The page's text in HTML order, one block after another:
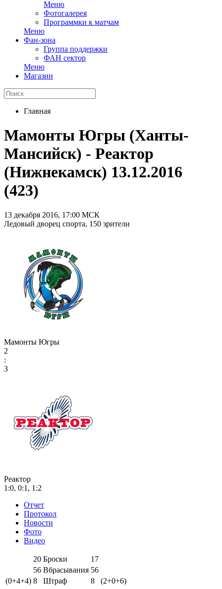
Меню
Фотогалерея
Программки к матчам
Меню
Фан-зона
Группа поддержки
ФАН сектор
Меню
Магазин
Главная
Мамонты Югры (Ханты-
Мансийск) - Реактор
(Нижнекамск) 13.12.2016
(423)
13 декабря 2016, 17:00 МСК
Ледовый дворец спорта, 150 зрители
Мамонты Югры
2
:
3
Реактор
1:0, 0:1, 1:2
Отчет
Протокол
Новости
Фото
Видео
20 Броски
17
56 Вбрасывания 56
(0+4+4) 8 Штраф 8 (2+0+6)